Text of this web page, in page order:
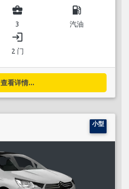
business_center
3
local_gas_station
汽油
login
2 门
查看详情...
小型